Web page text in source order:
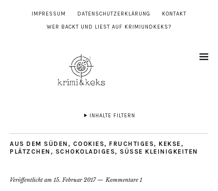
IMPRESSUM DATENSCHUTZERKLÄRUNG KONTAKT
WER BACKT UND LIEST AUF KRIMIUNDKEKS?
INHALTE FILTERN
AUS DEM SÜDEN , COOKIES, FRUCHTIGES, KEKSE ,
PLÄTZCHEN , SCHOKOLADIGES, SÜSSE KLEINIGKEITEN
Veröffentlicht am 15. Februar 2017 Kommentare 1